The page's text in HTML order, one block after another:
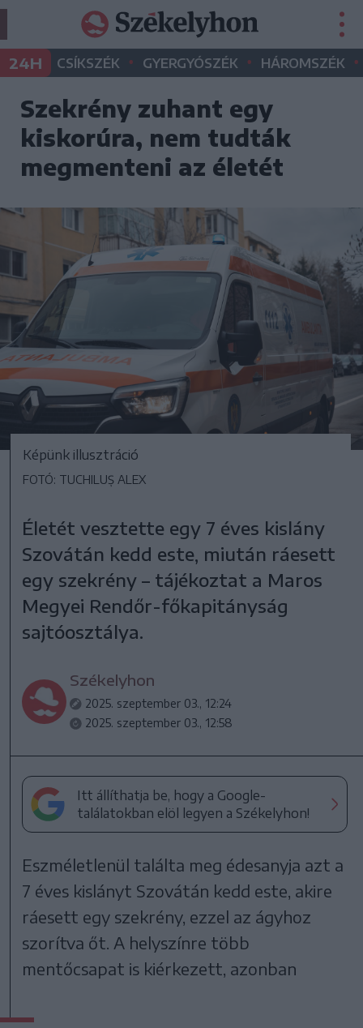
24H CSÍKSZÉK • GYERGYÓSZÉK • HÁROMSZÉK •
Szekrény zuhant egy
kiskorúra, nem tudták
megmenteni az életét
Képünk illusztráció
FOTÓ: TUCHILUȘ ALEX
Életét vesztette egy 7 éves kislány
Szovátán kedd este, miután ráesett
egy szekrény – tájékoztat a Maros
Megyei Rendőr-főkapitányság
sajtóosztálya.
Székelyhon
2025. szeptember 03., 12:24
2025. szeptember 03., 12:58
Itt állíthatja be, hogy a Google-
találatokban elöl legyen a Székelyhon!
Eszméletlenül találta meg édesanyja azt a
7 éves kislányt Szovátán kedd este, akire
ráesett egy szekrény, ezzel az ágyhoz
szorítva őt. A helyszínre több
mentőcsapat is kiérkezett, azonban